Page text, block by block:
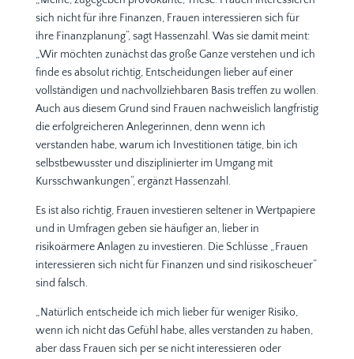
sich nicht für ihre Finanzen, Frauen interessieren sich für
ihre Finanzplanung“, sagt Hassenzahl. Was sie damit meint:
„Wir möchten zunächst das große Ganze verstehen und ich
finde es absolut richtig, Entscheidungen lieber auf einer
vollständigen und nachvollziehbaren Basis treffen zu wollen.
Auch aus diesem Grund sind Frauen nachweislich langfristig
die erfolgreicheren Anlegerinnen, denn wenn ich
verstanden habe, warum ich Investitionen tätige, bin ich
selbstbewusster und disziplinierter im Umgang mit
Kursschwankungen“, ergänzt Hassenzahl.
Es ist also richtig, Frauen investieren seltener in Wertpapiere
und in Umfragen geben sie häufiger an, lieber in
risikoärmere Anlagen zu investieren. Die Schlüsse „Frauen
interessieren sich nicht für Finanzen und sind risikoscheuer“
sind falsch.
„Natürlich entscheide ich mich lieber für weniger Risiko,
wenn ich nicht das Gefühl habe, alles verstanden zu haben,
aber dass Frauen sich per se nicht interessieren oder